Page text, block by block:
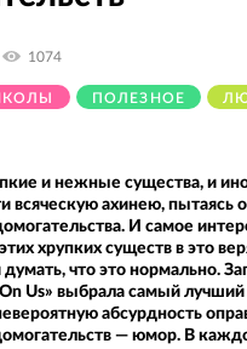
ПОЛЕЗНОЕ
1074
и нежные существа, и
всяческую ахинею, пытаясь
И самое
хрупких существ в это
думать, что это нормально.
Us» выбрала самый
абсурдность
— юмор. В